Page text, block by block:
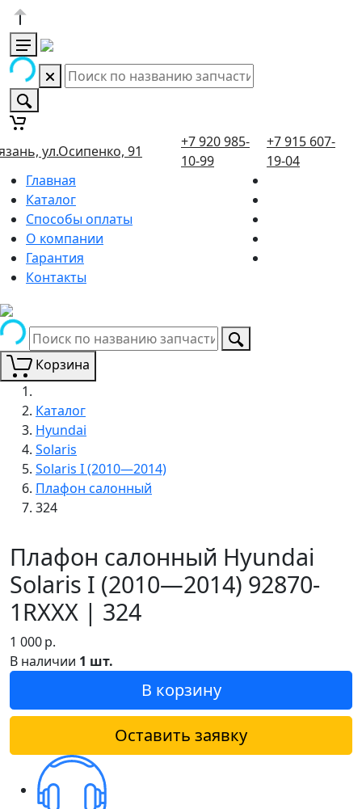
ул.Осипенко, 91
+7 920 985-
10-99
+7 915 607-
19-04
Главная
Каталог
Способы оплаты
О компании
Гарантия
Контакты
Корзина
Каталог
Hyundai
Solaris
Solaris I (2010—2014)
Плафон салонный
324
Плафон салонный Hyundai
Solaris I (2010—2014) 92870-
1RXXX | 324
1 000р.
В наличии 1 шт.
В корзину
Оставить заявку